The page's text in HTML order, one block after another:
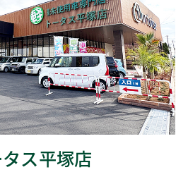
タス平塚店